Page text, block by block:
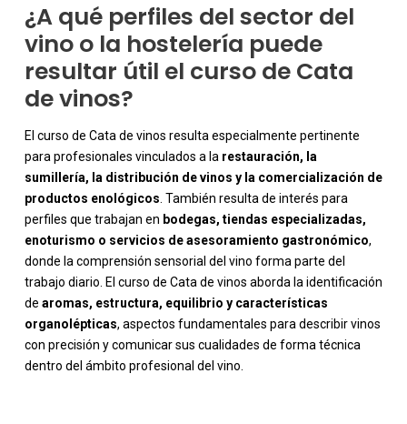
¿A qué perfiles del sector del
vino o la hostelería puede
resultar útil el curso de Cata
de vinos?
El curso de Cata de vinos resulta especialmente pertinente
para profesionales vinculados a la restauración, la
sumillería, la distribución de vinos y la comercialización de
productos enológicos. También resulta de interés para
perfiles que trabajan en bodegas, tiendas especializadas,
enoturismo o servicios de asesoramiento gastronómico,
donde la comprensión sensorial del vino forma parte del
trabajo diario. El curso de Cata de vinos aborda la identificación
de aromas, estructura, equilibrio y características
organolépticas, aspectos fundamentales para describir vinos
con precisión y comunicar sus cualidades de forma técnica
dentro del ámbito profesional del vino.
-